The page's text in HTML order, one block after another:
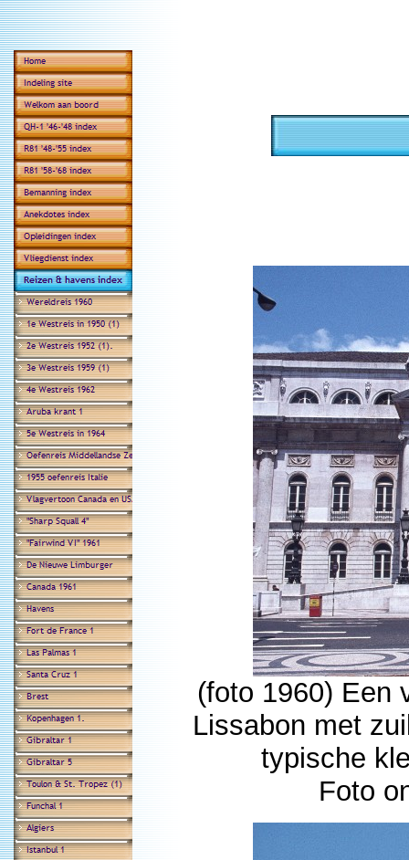
(foto 1960) Een
Lissabon met
typische
Foto